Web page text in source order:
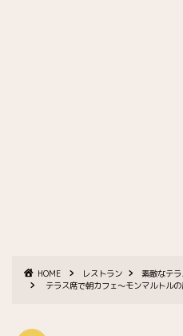
HOME レストラン
素敵なテラ
テラス席で朝カフェ〜モンマルトル